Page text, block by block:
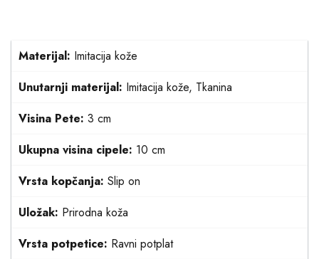
Materijal: Imitacija kože
Unutarnji materijal: Imitacija kože, Tkanina
Visina Pete: 3 cm
Ukupna visina cipele: 10 cm
Vrsta kopčanja: Slip on
Uložak: Prirodna koža
Vrsta potpetice: Ravni potplat